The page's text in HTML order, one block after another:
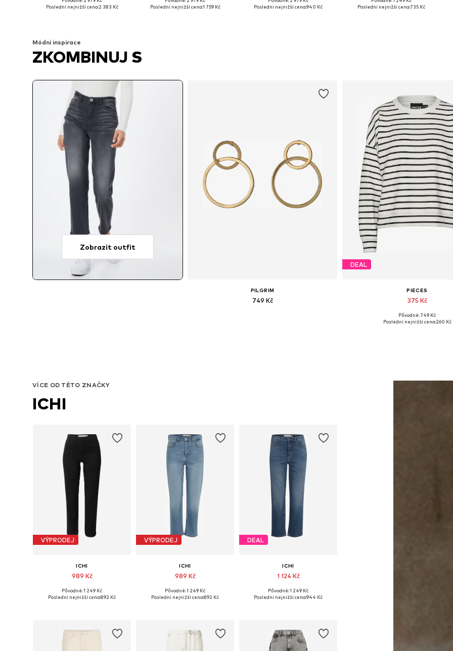
Dostupné v mnoha velikostech
Poslední nejnižší cena:2 383 Kč
Dostupné v mnoha velikostech
Poslední nejnižší cena:1 759 Kč
Dostupné v mnoha velikostech
Poslední nejnižší cena:940 Kč
Dostupné v mnoha velikostech
Poslední nejnižší cena:735 Kč
Módní inspirace
ZKOMBINUJ S
Zobrazit outfit
PILGRIM
749 Kč
DEAL
PIECES
375 Kč
Dostupné velikosti: XS, S, M, L,
Původně: 749 Kč
Poslední nejnižší cena:260 Kč
VÍCE OD TÉTO ZNAČKY
ICHI
VÝPRODEJ
ICHI
989 Kč
Dostupné v mnoha velikostech
Původně: 1 249 Kč
Poslední nejnižší cena:892 Kč
VÝPRODEJ
ICHI
989 Kč
Dostupné v mnoha velikostech
Původně: 1 249 Kč
Poslední nejnižší cena:892 Kč
DEAL
ICHI
1 124 Kč
Dostupné v mnoha velikostech
Původně: 1 249 Kč
Poslední nejnižší cena:944 Kč